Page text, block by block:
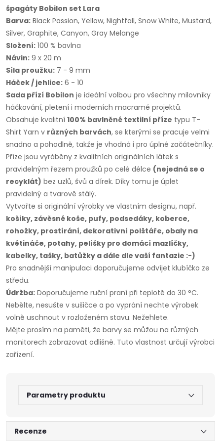
špagáty Bobilon set Lara
Barva: Black Passion, Yellow, Nightfall, Snow White, Mustard,
Silver, Graphite, Canyon, Gray Melange
Složení: 100 % bavlna
Návin: 9 x 20 m
Síla proužku: 7 - 9 mm
Háček / jehlice: 6 - 10
Sada přízí Bobilon je ideální volbou pro všechny milovníky
háčkování, pletení i moderních macramé projektů.
Obsahuje kvalitní 100% bavlněné textilní příze typu T-
Shirt Yarn v různých barvách, se kterými se pracuje velmi
snadno a pohodlně, takže je vhodná i pro úplné začátečníky.
Příze jsou vyráběny z kvalitních originálních látek s
pravidelným řezem proužků po celé délce (nejedná se o
recyklát) bez uzlů, švů a dírek. Díky tomu je úplet
pravidelný a tvarově stálý.
Vytvořte si originální výrobky ve vlastním designu, např.
košíky, závěsné koše, pufy, podsedáky, koberce,
rohožky, prostírání, dekorativní polštáře, obaly na
květináče, potahy, pelíšky pro domácí mazlíčky,
kabelky, tašky, batůžky a dále dle vaší fantazie :-)
Pro snadnější manipulaci doporučujeme odvíjet klubíčko ze
středu.
Údržba: Doporučujeme ruční praní při teplotě do 30 °C.
Nebělte, nesušte v sušičce a po vyprání nechte výrobek
volně uschnout v rozloženém stavu. Nežehlete.
Mějte prosím na paměti, že barvy se můžou na různých
monitorech zobrazovat odlišně. Tuto vlastnost určují výrobci
zařízení.
Parametry produktu
Recenze